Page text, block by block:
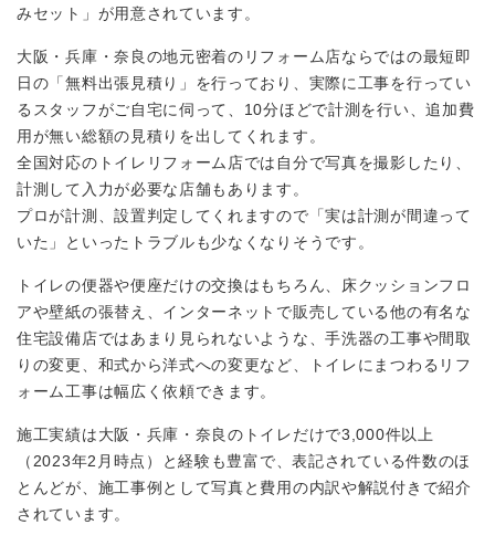
みセット」が用意されています。
大阪・兵庫・奈良の地元密着のリフォーム店ならではの最短即
日の「無料出張見積り」を行っており、実際に工事を行ってい
るスタッフがご自宅に伺って、10分ほどで計測を行い、追加費
用が無い総額の見積りを出してくれます。
全国対応のトイレリフォーム店では自分で写真を撮影したり、
計測して入力が必要な店舗もあります。
プロが計測、設置判定してくれますので「実は計測が間違って
いた」といったトラブルも少なくなりそうです。
トイレの便器や便座だけの交換はもちろん、床クッションフロ
アや壁紙の張替え、インターネットで販売している他の有名な
住宅設備店ではあまり見られないような、手洗器の工事や間取
りの変更、和式から洋式への変更など、トイレにまつわるリフ
ォーム工事は幅広く依頼できます。
施工実績は大阪・兵庫・奈良のトイレだけで3,000件以上
（2023年2月時点）と経験も豊富で、表記されている件数のほ
とんどが、施工事例として写真と費用の内訳や解説付きで紹介
されています。